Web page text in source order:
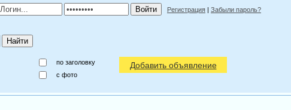
Регистрация | Забыли пароль?
по заголовку
c фото
Добавить объявление